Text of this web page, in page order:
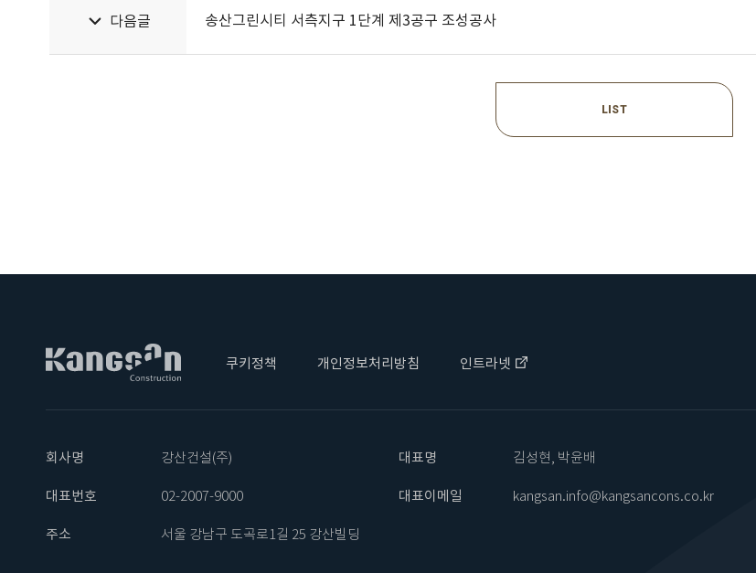
다음글 송산그린시티 서측지구 1단계 제3공구 조성공사
LIST
쿠키정책 개인정보처리방침 인트라넷
회사명 강산건설(주) 대표명 김성현, 박윤배
대표번호 02-2007-9000 대표이메일 kangsan.info@kangsancons.co.kr
주소 서울 강남구 도곡로1길 25 강산빌딩